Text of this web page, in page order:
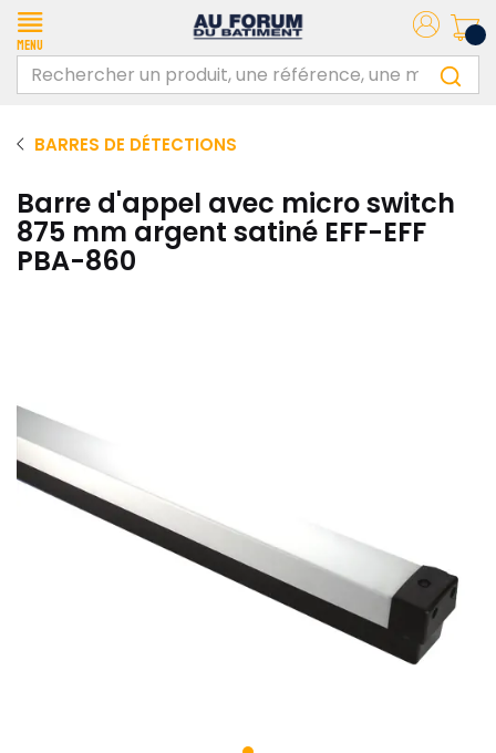
Menu
BARRES DE DÉTECTIONS
Barre d'appel avec micro switch
875 mm argent satiné EFF-EFF
PBA-860